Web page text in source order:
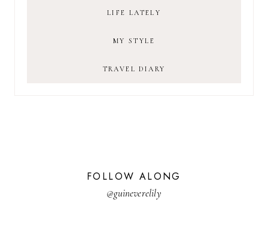
LIFE LATELY
MY STYLE
TRAVEL DIARY
FOLLOW ALONG
@guineverelily